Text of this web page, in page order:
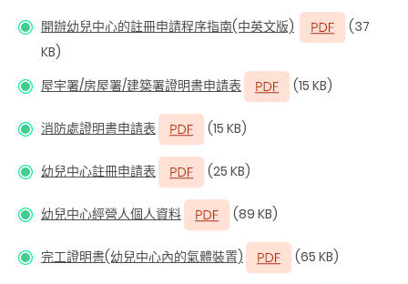
開辦幼兒中心的註冊申請程序指南(中英文版)
(37
KB)
屋宇署/房屋署/建築署證明書申請表
(15 KB)
消防處證明書申請表 (15 KB)
幼兒中心註冊申請表 (25 KB)
幼兒中心經營人個人資料 (89 KB)
完工證明書(幼兒中心內的氣體裝置) (65 KB)